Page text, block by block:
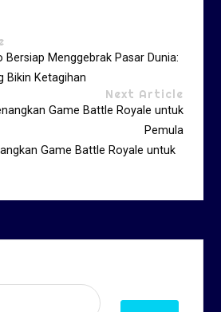
Bersiap Menggebrak Pasar Dunia:
Bikin Ketagihan
Next Article
Game Battle Royale untuk
Pemula